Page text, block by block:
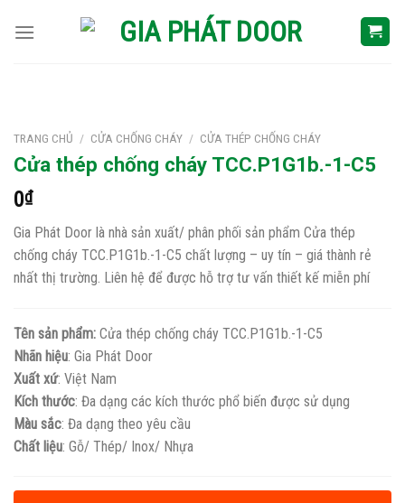
TRANG CHỦ / CỬA CHỐNG CHÁY / CỬA THÉP CHỐNG CHÁY
Cửa thép chống cháy TCC.P1G1b.-1-C5
0₫
Gia Phát Door là nhà sản xuất/ phân phối sản phẩm Cửa thép
chống cháy TCC.P1G1b.-1-C5 chất lượng – uy tín – giá thành rẻ
nhất thị trường. Liên hệ để được hỗ trợ tư vấn thiết kế miễn phí
Tên sản phẩm: Cửa thép chống cháy TCC.P1G1b.-1-C5
Nhãn hiệu: Gia Phát Door
Xuất xứ: Việt Nam
Kích thước: Đa dạng các kích thước phổ biến được sử dụng
Màu sắc: Đa dạng theo yêu cầu
Chất liệu: Gỗ/ Thép/ Inox/ Nhựa